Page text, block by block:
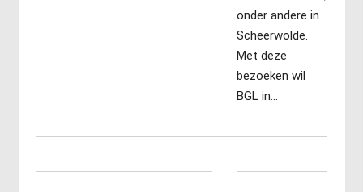
onder andere in
Scheerwolde.
Met deze
bezoeken wil
BGL in…